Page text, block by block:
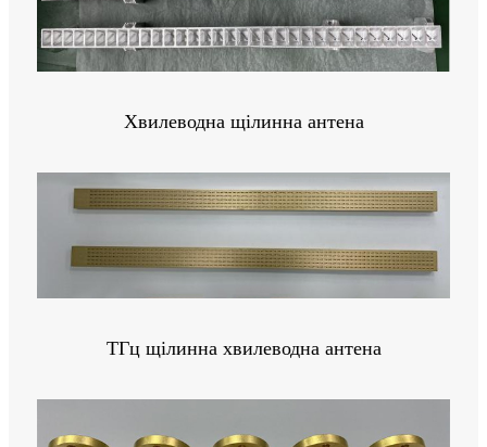
Хвилеводна щілинна антена
ТГц щілинна хвилеводна антена